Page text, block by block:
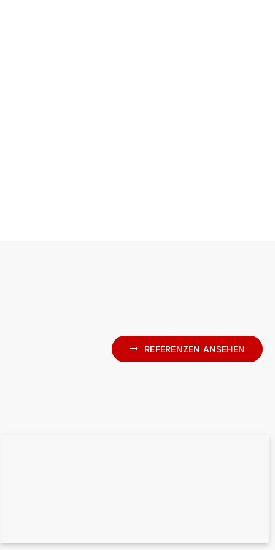
REFERENZEN ANSEHEN